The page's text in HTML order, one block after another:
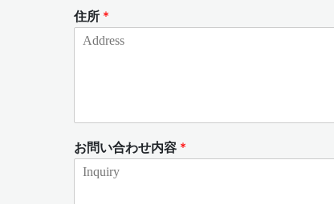
住所 *
お問い合わせ内容 *